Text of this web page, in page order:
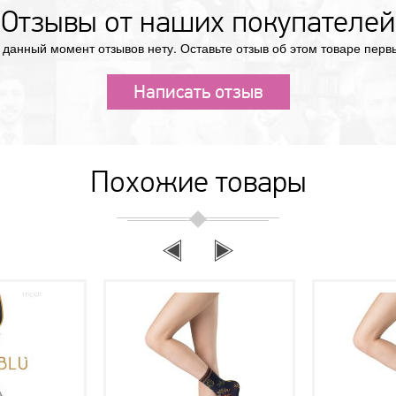
Отзывы от наших покупателей
момент отзывов нету. Оставьте отзыв об этом товаре
Написать отзыв
Похожие товары